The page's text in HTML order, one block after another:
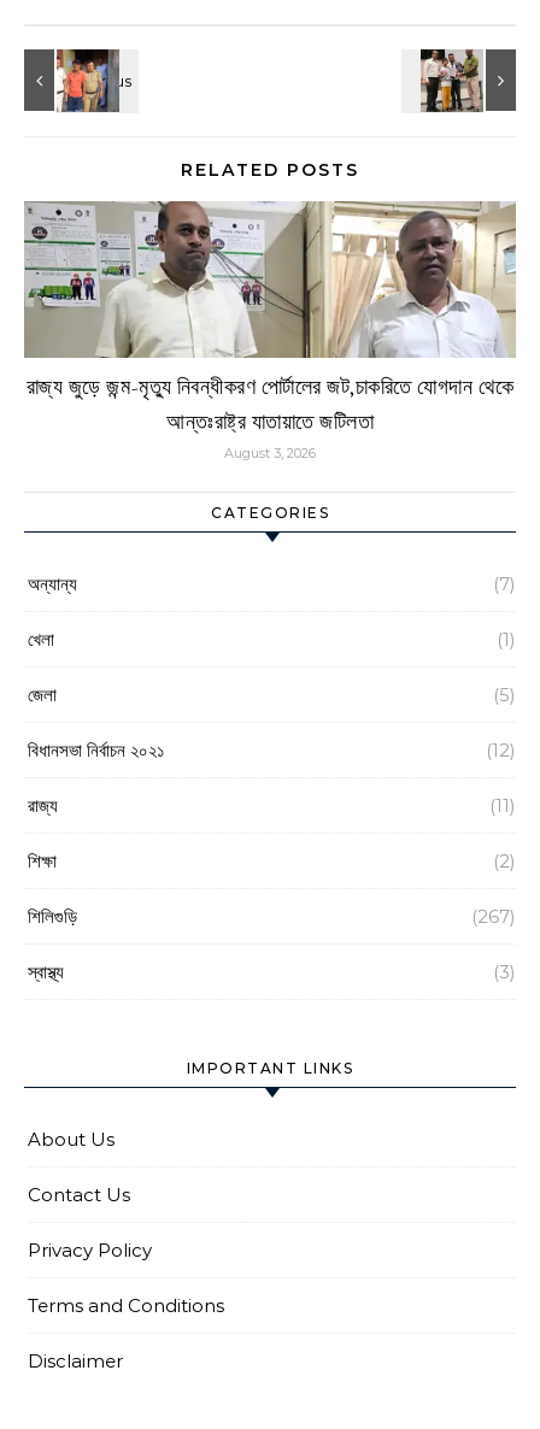
RELATED POSTS
রাজ্য জুড়ে জন্ম-মৃত্যু নিবন্ধীকরণ পোর্টালের জট,চাকরিতে যোগদান থেকে
আন্তঃরাষ্ট্র যাতায়াতে জটিলতা
August 3, 2026
CATEGORIES
অন্যান্য (7)
খেলা (1)
জেলা (5)
বিধানসভা নির্বাচন ২০২১ (12)
রাজ্য (11)
শিক্ষা (2)
শিলিগুড়ি (267)
স্বাস্থ্য (3)
IMPORTANT LINKS
About Us
Contact Us
Privacy Policy
Terms and Conditions
Disclaimer